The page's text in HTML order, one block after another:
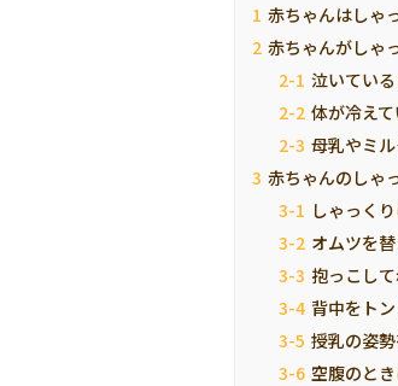
赤ちゃんはしゃ
赤ちゃんがしゃ
泣いてい
体が冷え
母乳やミ
赤ちゃんのしゃ
しゃっく
オムツを
抱っこし
背中をト
授乳の姿
空腹のと